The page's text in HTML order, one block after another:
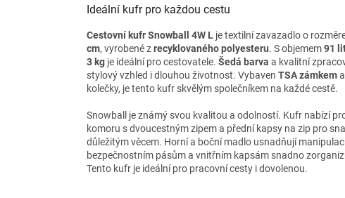
Ideální kufr pro každou cestu
Cestovní kufr Snowball 4W L je textilní zavazadlo o
cm, vyrobené zrecyklovaného polyesteru. S objemem91
3 kg je ideální pro cestovatele. Šedá barva a kvalitní
stylový vzhled i dlouhou životnost. Vybaven TSA zámkem
kolečky, je tento kufr skvělým společníkem na každé cestě.
Snowball je známý svou kvalitou a odolností. Kufr nabízí
komoru s dvoucestným zipem a přední kapsy na zip pro
důležitým věcem. Horní a boční madlo usnadňují
bezpečnostním pásům a vnitřním kapsám snadno
Tento kufr je ideální pro pracovní cesty i dovolenou.